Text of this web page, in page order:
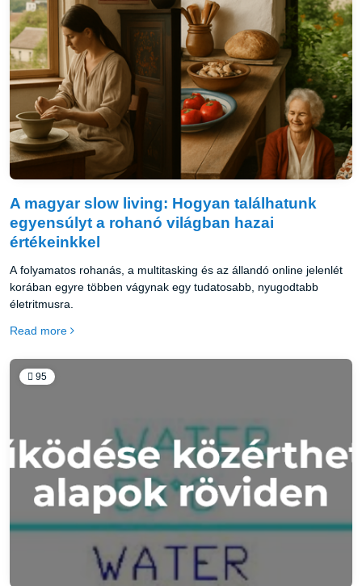
A magyar slow living: Hogyan találhatunk
egyensúlyt a rohanó világban hazai
értékeinkkel
A folyamatos rohanás, a multitasking és az állandó online jelenlét
korában egyre többen vágynak egy tudatosabb, nyugodtabb
életritmusra.
Read more
95